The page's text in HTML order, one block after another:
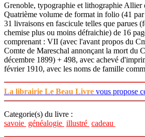
Grenoble, typographie et lithographie Allier
Quatrième volume de format in folio (41
31 livraisons en fascicule telles que parues
chemise plus ou moins défraichie) de 16
comprenant : VII (avec l'avant propos du
Comte de Mareschal annonçant la mort du
décembre 1899) + 498, avec achevé
février 1910, avec les noms de famille
La librairie Le Beau Livre vous propose
Categorie(s) du livre :
savoie généalogie illustré cadeau